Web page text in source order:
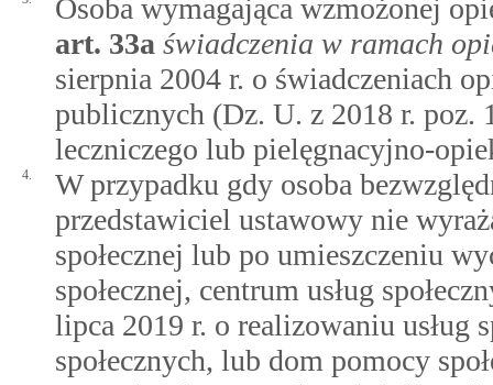
Osoba wymagająca wzmożonej
art. 33a świadczenia w ramach
sierpnia 2004 r. o świadczeniach
publicznych (Dz. U. z 2018 r. poz.
leczniczego lub pielęgnacyjno-
4.
W przypadku gdy osoba
przedstawiciel ustawowy nie
społecznej lub po umieszczeniu
społecznej, centrum usług
lipca 2019 r. o realizowaniu usług
społecznych, lub dom pomocy